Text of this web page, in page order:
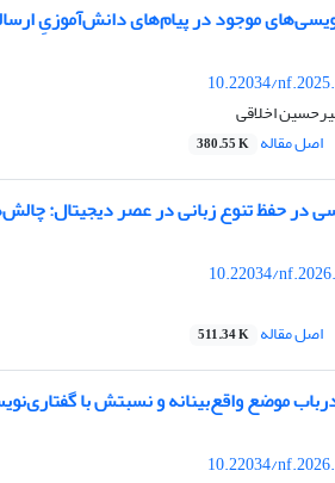
موجود در پیام‌های دانش‌آموزیِ
10.22034/
اخلاقی
اصل مقاله 380.55 K
در حفظ تنوع زبانی در عصر دیجیتال:
10.22034/
اصل مقاله 511.34 K
موضع واقع‌بینانه ونسبتش با
10.22034/